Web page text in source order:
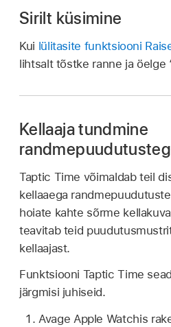
Sirilt küsimine
Kui lülitasite funktsiooni
lihtsalt tõstke ranne ja öelge
Kellaaja tundmine
Taptic Time võimaldab teil
kellaaega
hoiate kahte sõrme
teavitab teid
kellaajast.
Funktsiooni Taptic Time
järgmisi juhiseid.
Avage Apple Watchis